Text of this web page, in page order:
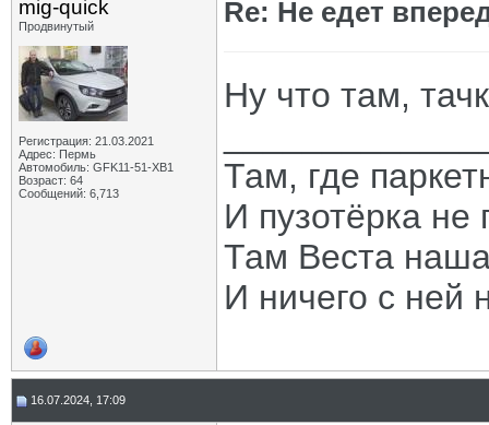
mig-quick
Продвинутый
Регистрация: 21.03.2021
Адрес: Пермь
Автомобиль: GFK11-51-ХВ1
Возраст: 64
Сообщений: 6,713
Re: Не едет
Ну что там,
Там, где
И пузотёрка не
Там Веста
И ничего с ней
16.07.2024, 17:09